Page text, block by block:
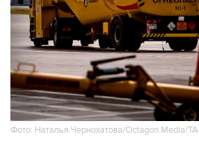
Фото: Наталья Чернохатова/Octagon.Media/